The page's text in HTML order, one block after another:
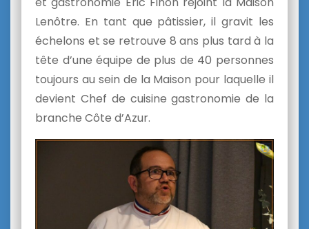
Lenôtre. En tant que pâtissier, il gravit les
échelons et se retrouve 8 ans plus tard à la
tête d’une équipe de plus de 40 personnes
toujours au sein de la Maison pour laquelle il
devient Chef de cuisine gastronomie de la
branche Côte d’Azur.